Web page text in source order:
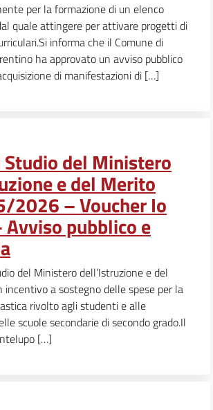
per la formazione di un elenco
quale attingere per attivare progetti di
informa che il Comune di
ha approvato un avviso pubblico
di manifestazioni di […]
Studio del Ministero
e del Merito
2026 – Voucher Io
Avviso pubblico e
del Ministero dell’Istruzione e del
incentivo a sostegno delle spese per la
rivolto agli studenti e alle
scuole secondarie di secondo grado.Il
[…]